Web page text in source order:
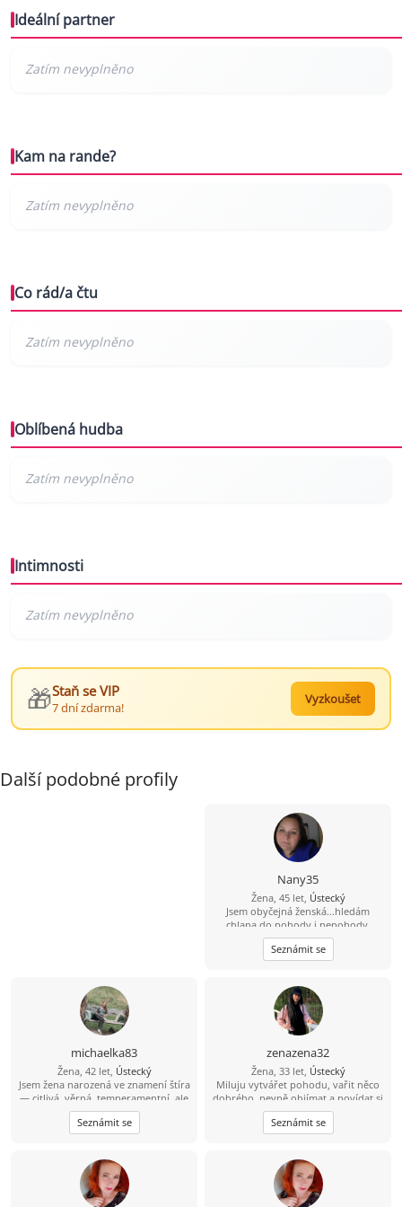
Ideální partner
Kam na rande?
Co rád/a čtu
Oblíbená hudba
Intimnosti
🎁Staň se VIP
7 dní zdarma!
Vyzkoušet
Další podobné profily
Nany35
Žena, 45 let, Ústecký
Jsem obyčejná ženská...hledám
chlapa do pohody i nepohody.
Takového,který dá přednost rodině
před hospodou a kamarády :-)
Seznámit se
michaelka83
Žena, 42 let, Ústecký
Jsem žena narozená ve znamení štíra
— citlivá, věrná, temperamentní, ale
zároveň klidná duše, která má ráda
upřímnost a opravdové lidi. Život
mě naučil hodně, někdy i bolestivě,
existují. Miluji přírodu, procházky
(klidně i noční), táborák, zpěv a
chvíle, kdy je člověku prostě dobře.
Seznámit se
zenazena32
Žena, 33 let, Ústecký
Miluju vytvářet pohodu, vařit něco
dobrého, pevně objímat a povídat si
o všem možném až do rána. Sním o
tom, že se setkám s mužem, se
kterým bude klidně, upřímně a
protože já nemohu napsat sama,
protože nemám VIP. tmavabrunetka
seznam.cz
Seznámit se